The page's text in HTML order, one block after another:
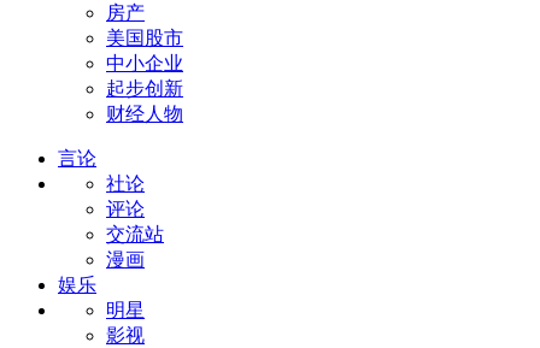
房产
美国股市
中小企业
起步创新
财经人物
言论
社论
评论
交流站
漫画
娱乐
明星
影视